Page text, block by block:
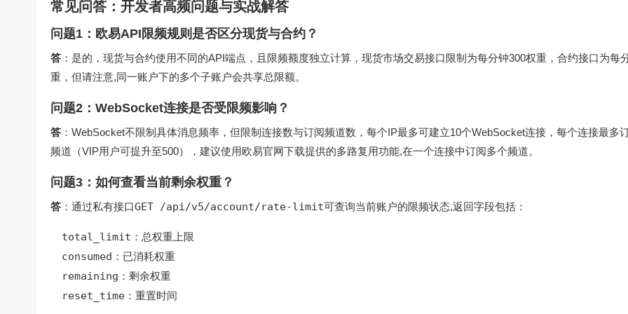
常见问答：开发者高频问题与实战解答
问题1：欧易API限频规则是否区分现货与合约？
答 ：是的，现货与合约使用不同的API端点，且限频额度独立计算，现货市场交易接口限制为每分钟300权重，合约接口为每
重，但请注意,同一账户下的多个子账户会共享总限额。
问题2：WebSocket连接是否受限频影响？
答 ：WebSocket不限制具体消息频率，但限制连接数与订阅频道数，每个IP最多可建立10个WebSocket连接，每个连接最多
频道（VIP用户可提升至500），建议使用欧易官网下载提供的多路复用功能,在一个连接中订阅多个频道。
问题3：如何查看当前剩余权重？
答 ：通过私有接口GET /api/v5/account/rate-limit可查询当前账户的限频状态,返回字段包括：
total_limit ：总权重上限
consumed ：已消耗权重
remaining ：剩余权重
reset_time ：重置时间